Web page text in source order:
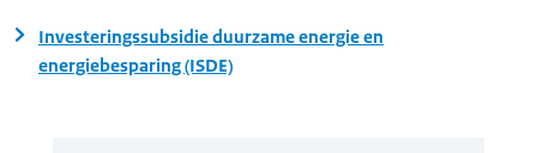
Investeringssubsidie duurzame energie en
energiebesparing (ISDE)